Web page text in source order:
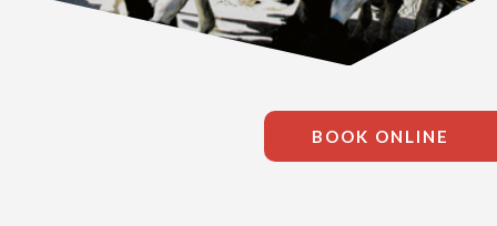
BOOK ONLINE